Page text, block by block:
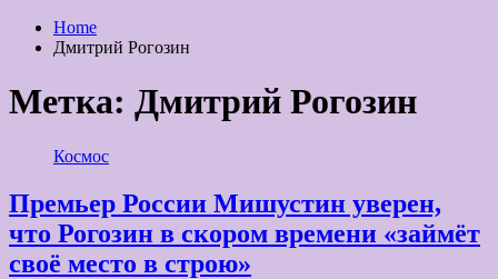
Home
Дмитрий Рогозин
Метка: Дмитрий Рогозин
Космос
Премьер России Мишустин уверен,
что Рогозин в скором времени «займёт
своё место в строю»